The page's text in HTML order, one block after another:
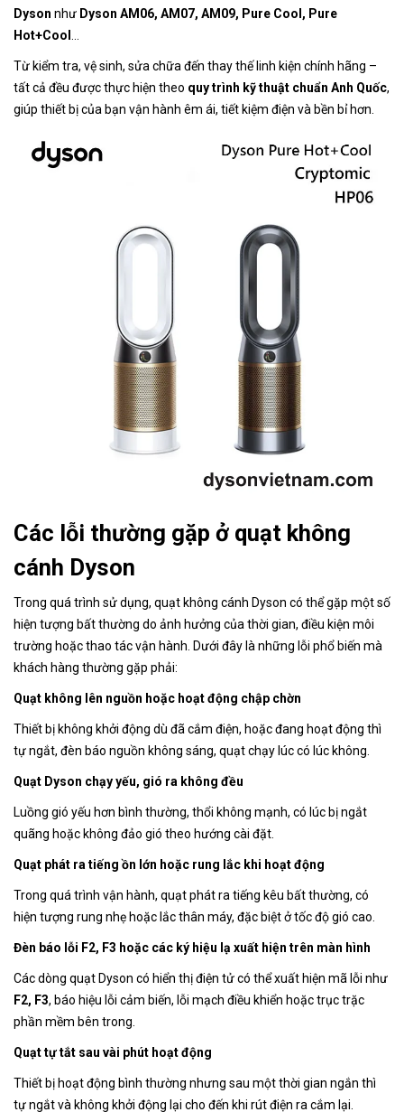
Dyson như Dyson AM06, AM07, AM09, Pure Cool, Pure
Hot+Cool
Từ kiểm tra, vệ sinh, sửa chữa đến thay thế linh kiện chính hãng –
tất cả đều được thực hiện theo quy trình kỹ thuật chuẩn Anh Quốc,
giúp thiết bị của bạn vận hành êm ái, tiết kiệm điện và bền bỉ hơn.
Các lỗi thường gặp ở quạt không
cánh Dyson
Trong quá trình sử dụng, quạt không cánh Dyson có thể gặp một số
hiện tượng bất thường do ảnh hưởng của thời gian, điều kiện môi
trường hoặc thao tác vận hành. Dưới đây là những lỗi phổ biến mà
khách hàng thường gặp phải:
Quạt không lên nguồn hoặc hoạt động chập chờn
Thiết bị không khởi động dù đã cắm điện, hoặc đang hoạt động thì
tự ngắt, đèn báo nguồn không sáng, quạt chạy lúc có lúc không.
Quạt Dyson chạy yếu, gió ra không đều
Luồng gió yếu hơn bình thường, thổi không mạnh, có lúc bị ngắt
quãng hoặc không đảo gió theo hướng cài đặt.
Quạt phát ra tiếng ồn lớn hoặc rung lắc khi hoạt động
Trong quá trình vận hành, quạt phát ra tiếng kêu bất thường, có
hiện tượng rung nhẹ hoặc lắc thân máy, đặc biệt ở tốc độ gió cao.
Đèn báo lỗi F2, F3 hoặc các ký hiệu lạ xuất hiện trên màn hình
Các dòng quạt Dyson có hiển thị điện tử có thể xuất hiện mã lỗi như
F2, F3, báo hiệu lỗi cảm biến, lỗi mạch điều khiển hoặc trục trặc
phần mềm bên trong.
Quạt tự tắt sau vài phút hoạt động
Thiết bị hoạt động bình thường nhưng sau một thời gian ngắn thì
tự ngắt và không khởi động lại cho đến khi rút điện ra cắm lại.